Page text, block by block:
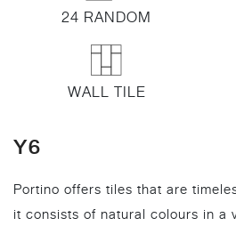
24 RANDOM
WALL TILE
Y6
Portino offers tiles that are
it consists of natural colours in a